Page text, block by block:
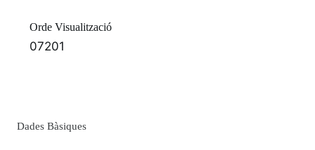
Orde Visualització
07201
Dades Bàsiques